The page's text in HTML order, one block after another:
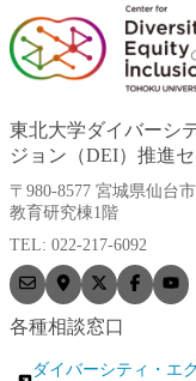
東北大学ダイバーシ
ジョン（DEI）推進
〒980-8577 宮城県仙台
教育研究棟1階
TEL: 022-217-6092
各種相談窓口
ダイバーシティ・エ